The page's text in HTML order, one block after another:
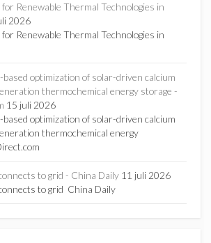
Renewable Thermal Technologies in
2026
Renewable Thermal Technologies in
optimization of solar-driven calcium
thermochemical energy storage -
15 juli 2026
optimization of solar-driven calcium
thermochemical energy
to grid - China Daily 11 juli 2026
to grid China Daily